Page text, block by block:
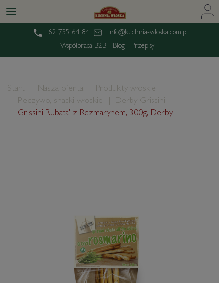
62 735 64 84
info@kuchnia-wloska.com.pl
Współpraca B2B
Blog Przepisy
Start Nasza oferta
Produkty włoskie
Pieczywo, snacki włoskie
Derby Grissini
Grissini Rubata' z Rozmarynem, 300g, Derby